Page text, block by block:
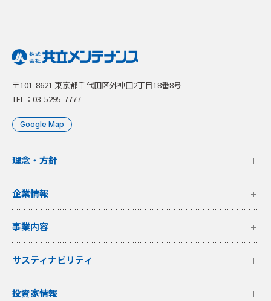
〒101-8621 東京都千代田区外神田2丁目18番8号
TEL：03-5295-7777
Google Map
理念・方針
企業情報
事業内容
サスティナビリティ
投資家情報